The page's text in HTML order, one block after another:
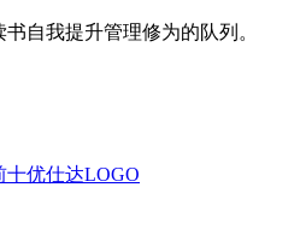
自我提升管理修为的队列。